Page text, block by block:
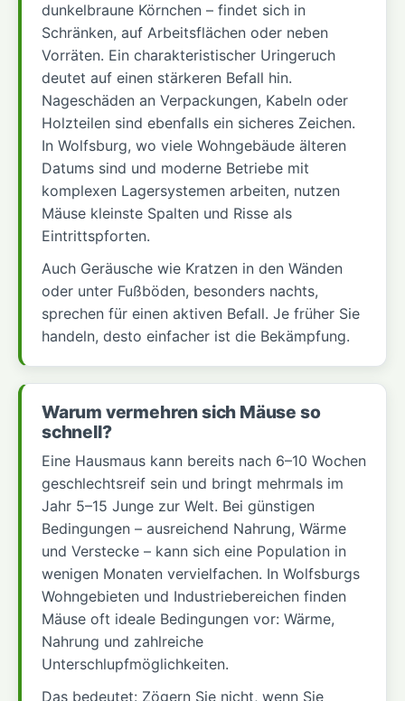
dunkelbraune Körnchen – findet sich in
Schränken, auf Arbeitsflächen oder neben
Vorräten. Ein charakteristischer Uringeruch
deutet auf einen stärkeren Befall hin.
Nageschäden an Verpackungen, Kabeln oder
Holzteilen sind ebenfalls ein sicheres Zeichen.
In Wolfsburg, wo viele Wohngebäude älteren
Datums sind und moderne Betriebe mit
komplexen Lagersystemen arbeiten, nutzen
Mäuse kleinste Spalten und Risse als
Eintrittspforten.
Auch Geräusche wie Kratzen in den Wänden
oder unter Fußböden, besonders nachts,
sprechen für einen aktiven Befall. Je früher Sie
handeln, desto einfacher ist die Bekämpfung.
Warum vermehren sich Mäuse so
schnell?
Eine Hausmaus kann bereits nach 6–10 Wochen
geschlechtsreif sein und bringt mehrmals im
Jahr 5–15 Junge zur Welt. Bei günstigen
Bedingungen – ausreichend Nahrung, Wärme
und Verstecke – kann sich eine Population in
wenigen Monaten vervielfachen. In Wolfsburgs
Wohngebieten und Industriebereichen finden
Mäuse oft ideale Bedingungen vor: Wärme,
Nahrung und zahlreiche
Unterschlupfmöglichkeiten.
Das bedeutet: Zögern Sie nicht, wenn Sie